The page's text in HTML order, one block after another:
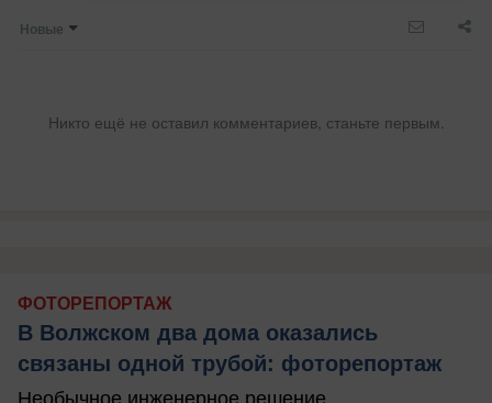
Новые
Никто ещё не оставил комментариев, станьте первым.
ФОТОРЕПОРТАЖ
В Волжском два дома оказались
связаны одной трубой: фоторепортаж